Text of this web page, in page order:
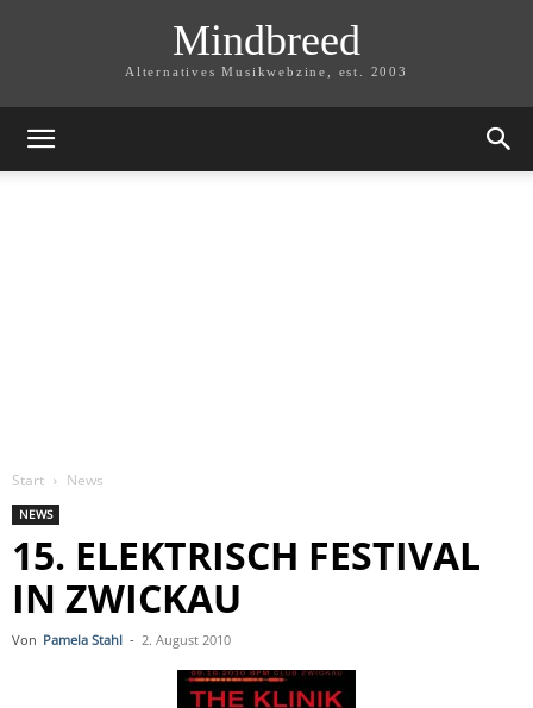
Mindbreed
Alternatives Musikwebzine, est. 2003
Start News
NEWS
15. ELEKTRISCH FESTIVAL
IN ZWICKAU
Von Pamela Stahl - 2. August 2010